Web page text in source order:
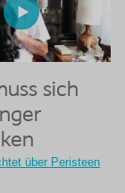
sich
über Peristeen